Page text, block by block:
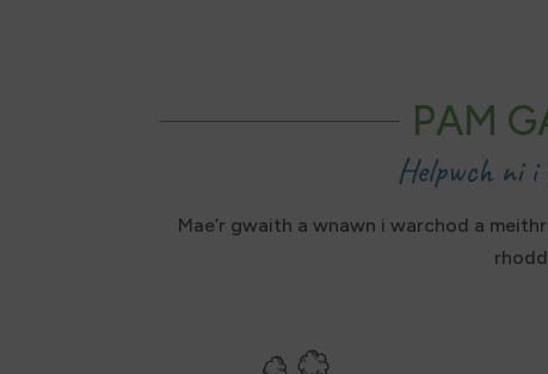
PAM
Helpwch ni
Mae’r gwaith a wnawn i warchod a